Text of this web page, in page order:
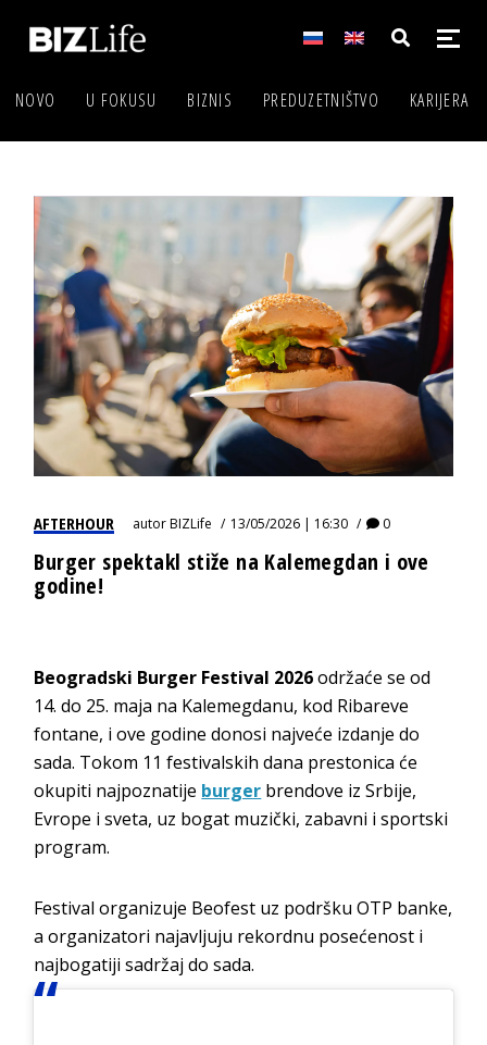
NOVO U FOKUSU BIZNIS PREDUZETNIŠTVO KARIJERA
AFTERHOUR autorBIZLife 13/05/2026 | 16:30 0
Burger spektakl stiže na Kalemegdan i ove
godine!
Beogradski Burger Festival 2026održaće se od
14. do 25. maja na Kalemegdanu, kod Ribareve
fontane, i ove godine donosi najveće izdanje do
sada. Tokom 11 festivalskih dana prestonica će
okupiti najpoznatije burger brendove iz Srbije,
Evrope i sveta, uz bogat muzički, zabavni i sportski
program.
Festival organizuje Beofest uz podršku OTP banke,
a organizatori najavljuju rekordnu posećenost i
najbogatiji sadržaj do sada.